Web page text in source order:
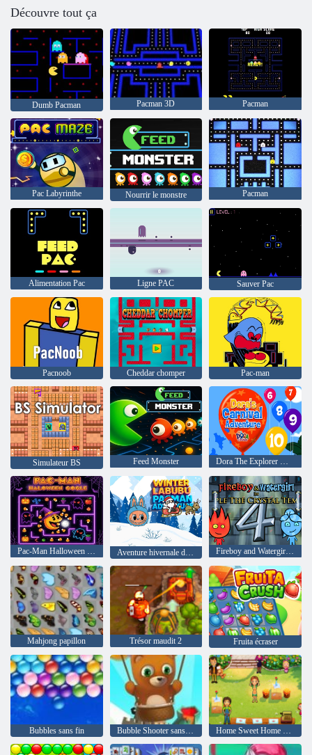
Découvre tout ça
Dumb Pacman Pacman 3D Pacman
Pac Labyrinthe Nourrir le monstre Pacman
Alimentation Pac Ligne PAC Sauver Pac
Pacnoob Cheddar chomper Pac-man
Simulateur BS Feed Monster Dora The Explorer Dora's Carnival Adventure
Pac-Man Halloween Google Aventure hivernale de Labubu Pacman Fireboy and Watergirl 4: The Crystal Temple
Mahjong papillon Trésor maudit 2 Fruita écraser
Bubbles sans fin Bubble Shooter sans fin Home Sweet Home Delicious Emily